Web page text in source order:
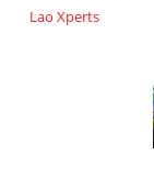
Lao Xperts